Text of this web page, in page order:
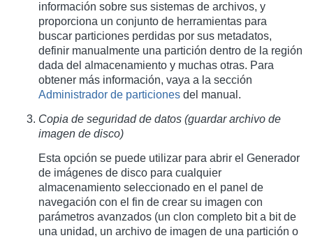
información sobre sus sistemas de archivos, y
proporciona un conjunto de herramientas para
buscar particiones perdidas por sus metadatos,
definir manualmente una partición dentro de la región
dada del almacenamiento y muchas otras. Para
obtener más información, vaya a la sección
Administrador de particiones del manual.
Copia de seguridad de datos (guardar archivo de
imagen de disco)
Esta opción se puede utilizar para abrir el Generador
de imágenes de disco para cualquier
almacenamiento seleccionado en el panel de
navegación con el fin de crear su imagen con
parámetros avanzados (un clon completo bit a bit de
una unidad, un archivo de imagen de una partición o